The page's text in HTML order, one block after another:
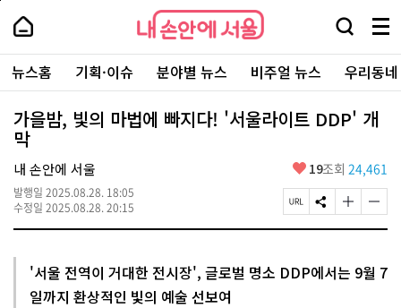
본
로
가
내
손
안
에
서
울
-
서
울
시
대
표
소
통
포
내
손
에
울
검
창
열
기
메
뉴
전
체
보
기
주
요
서
뉴스홈 기획·이슈 분야별 뉴스 비주얼 뉴스 우리동
가을밤, 빛의 마법에 빠지다! '서울라이트 DDP' 개
막
내 손안에 서울
발행일 2025.08.28. 18:05
수정일 2025.08.28. 20:15
좋
요
19조회 24,461
페
이
R
L
S
N
유
하
글
자
크
게
글
자
작
게
'서울 전역이 거대한 전시장', 글로벌 명소 DDP에서는 9월 7
일까지 환상적인 빛의 예술 선보여
페
상
단
로